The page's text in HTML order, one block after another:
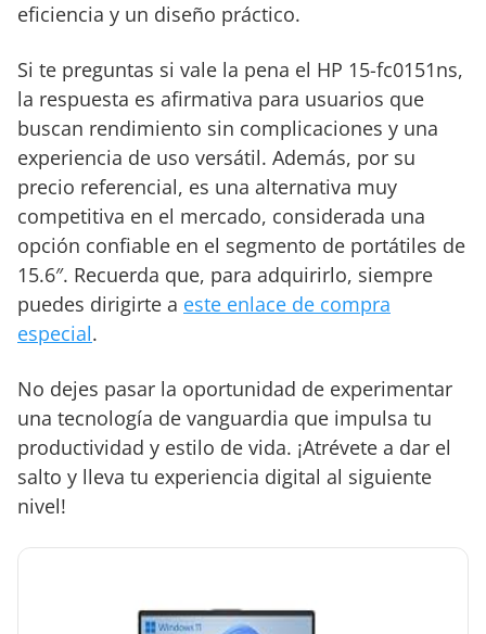
eficiencia y un diseño práctico.
Si te preguntas si vale la pena el HP 15-fc0151ns,
la respuesta es afirmativa para usuarios que
buscan rendimiento sin complicaciones y una
experiencia de uso versátil. Además, por su
precio referencial, es una alternativa muy
competitiva en el mercado, considerada una
opción confiable en el segmento de portátiles de
15.6″. Recuerda que, para adquirirlo, siempre
puedes dirigirte a este enlace de compra
especial.
No dejes pasar la oportunidad de experimentar
una tecnología de vanguardia que impulsa tu
productividad y estilo de vida. ¡Atrévete a dar el
salto y lleva tu experiencia digital al siguiente
nivel!